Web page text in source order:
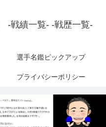
-戦績一覧- -戦歴一覧-
選手名鑑ピックアップ
プライバシーポリシー